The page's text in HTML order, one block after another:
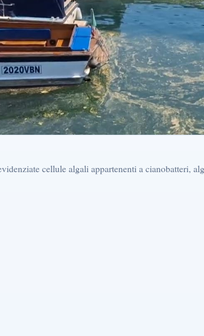
cellule algali appartenenti a cianobatteri,